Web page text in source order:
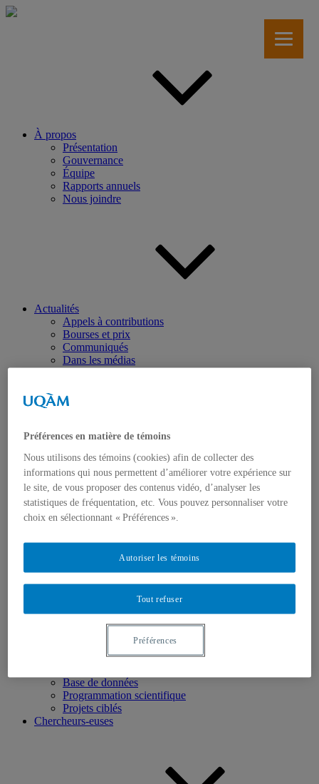
Aller
À propos
Présentation
Gouvernance
Équipe
Rapports annuels
Nous joindre
Actualités
Appels à contributions
Bourses et prix
Communiqués
Dans les médias
Activités
Événements à venir
Archives et bilans
Colloque international CRISES
Vidéos et baladodiffusions
Base de données
Programmation scientifique
Projets ciblés
Chercheurs-euses
Préférences en matière de témoins
Nous utilisons des témoins (cookies) afin de collecter des
informations qui nous permettent d’améliorer votre expérience sur
le site, de vous proposer des contenus vidéo, d’analyser les
statistiques de fréquentation, etc. Vous pouvez personnaliser votre
choix en sélectionnant « Préférences ».
Tout refuser
Autoriser les témoins
Préférences